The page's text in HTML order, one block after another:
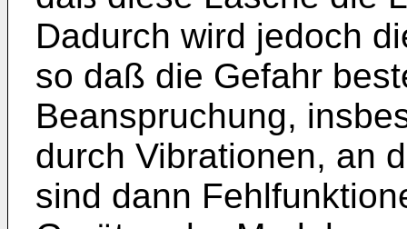
Dadurch wird jedoch
so daß die Gefahr
Beanspruchung,
durch Vibrationen, an
sind dann